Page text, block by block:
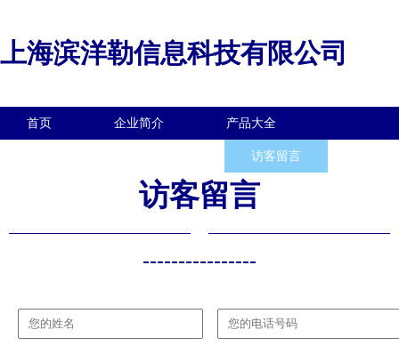
上海滨洋勒信息科技有限公司
首页 企业简介 产品大全
访客留言
访客留言
----------------